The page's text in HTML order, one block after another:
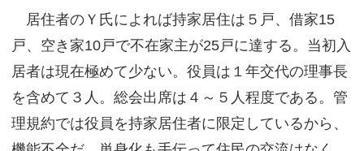
居住者のＹ氏によれば持家居住は５戸、借家15
戸、空き家10戸で不在家主が25戸に達する。当初入
居者は現在極めて少ない。役員は１年交代の理事長
を含めて３人。総会出席は４～５人程度である。管
理規約では役員を持家居住者に限定しているから、